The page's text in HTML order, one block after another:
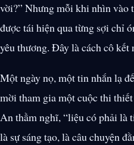
vời?” Nhưng mỗi khi nhìn vào
được tái hiện qua từng sợi chỉ
yêu thương. Đây là cách cô
Một ngày nọ, một tin nhắn lạ
mời tham gia một cuộc thi
An thầm nghĩ, “liệu có phải là
là sự sáng tạo, là câu chuyện